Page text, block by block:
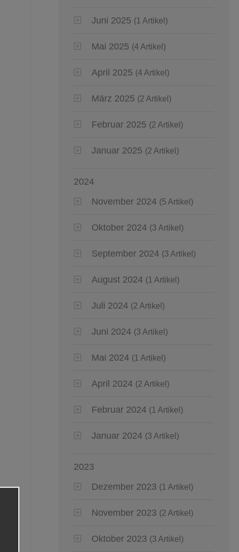
Juni 2025 (1 Artikel)
Mai 2025 (4 Artikel)
April 2025 (4 Artikel)
März 2025 (2 Artikel)
Februar 2025 (2 Artikel)
Januar 2025 (2 Artikel)
2024
November 2024 (5 Artikel)
Oktober 2024 (3 Artikel)
September 2024 (3 Artikel)
August 2024 (1 Artikel)
Juli 2024 (2 Artikel)
Juni 2024 (3 Artikel)
Mai 2024 (1 Artikel)
April 2024 (2 Artikel)
Februar 2024 (1 Artikel)
Januar 2024 (3 Artikel)
2023
Dezember 2023 (1 Artikel)
November 2023 (2 Artikel)
Oktober 2023 (3 Artikel)